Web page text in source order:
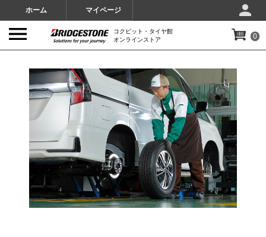
ホーム マイページ
コクピット・タイヤ館
オンラインストア
0